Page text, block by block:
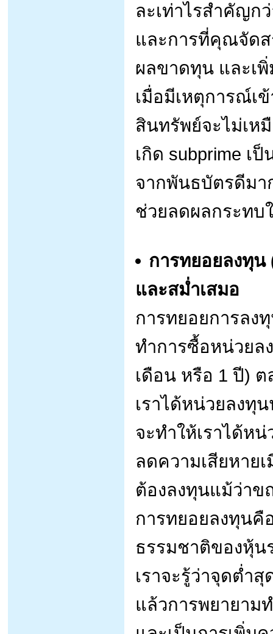
ละเท่าไรสำคัญก
และการที่คุณจัดส
ผลขาดทุน และเพิ่
เมื่อมีเหตุการณ์เ
สินทรัพย์จะไม่เห
เกิด subprime
จากพันธบัตรดีมา
ช่วยลดผลกระทบ
การทยอยลงทุน
และสม่ำเสมอ
การทยอยการลง
ทำการซื้อหน่วยล
เดือน หรือ 1 ปี)
เราได้หน่วยลงทุ
จะทำให้เราได้ห
ลดความเสียหาย
ต้องลงทุนแม้ว่า
การทยอยลงทุนคื
ธรรมชาติของหุ้น
เราจะรู้ว่าจุดต่ำ
แล้วการพยายาม